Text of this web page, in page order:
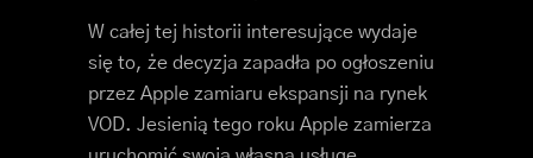
W całej tej historii interesujące wydaje
się to, że decyzja zapadła po ogłoszeniu
przez Apple zamiaru ekspansji na rynek
VOD. Jesienią tego roku Apple zamierza